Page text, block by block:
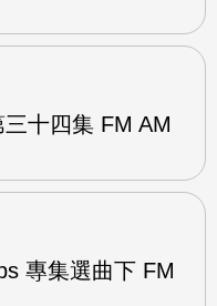
十四集 FM AM
專集選曲下 FM